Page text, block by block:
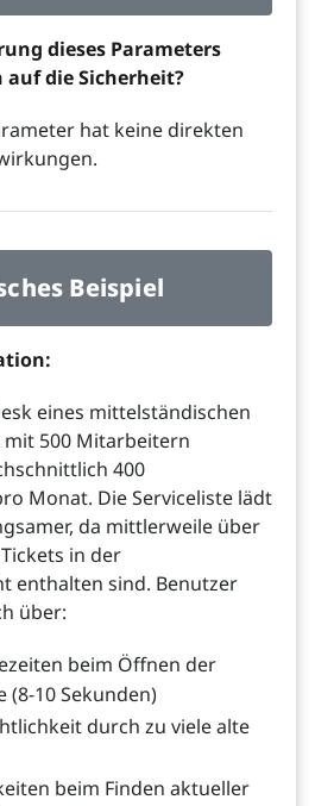
dieses Parameters
die Sicherheit?
hat keine direkten
Beispiel
eines mittelständischen
500 Mitarbeitern
400
Monat. Die Serviceliste lädt
da mittlerweile über
in der
enthalten sind. Benutzer
über:
beim Öffnen der
(8-10 Sekunden)
durch zu viele alte
beim Finden aktueller